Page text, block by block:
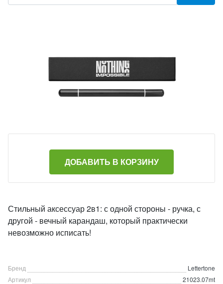
ДОБАВИТЬ В КОРЗИНУ
Стильный аксессуар 2в1: с одной стороны - ручка, с
другой - вечный карандаш, который практически
невозможно исписать!
Бренд
Lettertone
Артикул
21023.07mt